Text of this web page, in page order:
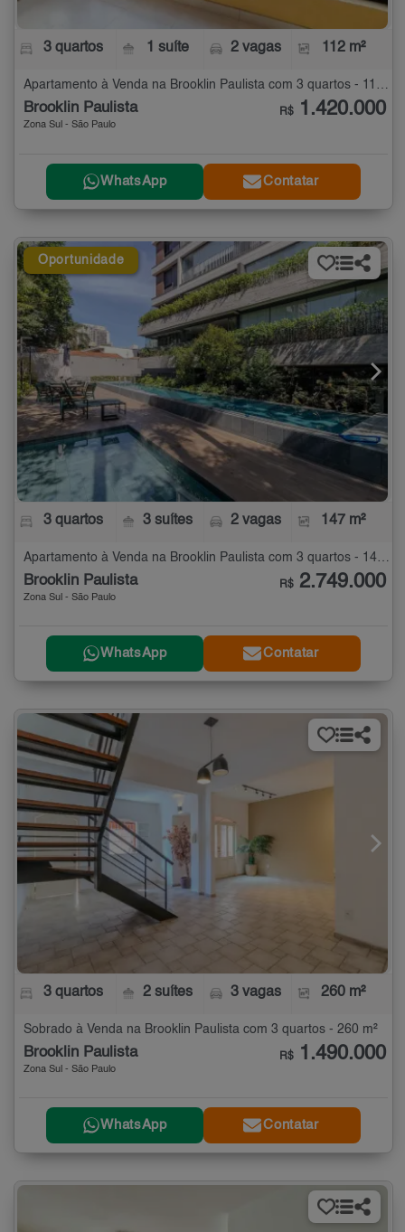
3 quartos 1 suíte 2 vagas 112 m²
Apartamento à Venda na Brooklin Paulista com 3 quartos - 112 m²
Brooklin Paulista
Zona Sul - São Paulo
R$ 1.420.000
WhatsApp Contatar
Oportunidade
3 quartos 3 suítes 2 vagas 147 m²
Brooklin Paulista
Zona Sul - São Paulo
R$ 2.749.000
WhatsApp Contatar
3 quartos 2 suítes 3 vagas 260 m²
Sobrado à Venda na Brooklin Paulista com 3 quartos - 260 m²
Brooklin Paulista
Zona Sul - São Paulo
R$ 1.490.000
WhatsApp Contatar